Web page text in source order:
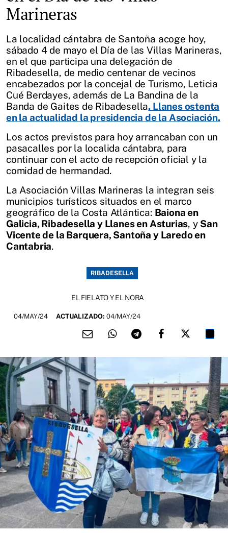
Marineras
La localidad cántabra de Santoña acoge hoy,
sábado 4 de mayo el Día de las Villas Marineras,
en el que participa una delegación de
Ribadesella, de medio centenar de vecinos
encabezados por la concejal de Turismo, Leticia
Cué Berdayes, además de La Bandina de la
Banda de Gaites de Ribadesella. Llanes ostenta
en la actualidad la presidencia de la Asociación.
Los actos previstos para hoy arrancaban con un
pasacalles por la localida cántabra, para
continuar con el acto de recepción oficial y la
comidad de hermandad.
La Asociación Villas Marineras la integran seis
municipios turísticos situados en el marco
geográfico de la Costa Atlántica: Baiona en
Galicia, Ribadesella y Llanes en Asturias, y San
Vicente de la Barquera, Santoña y Laredo en
Cantabria.
RIBADESELLA
EL FIELATO Y EL NORA
04/MAY/24 ACTUALIZADO: 04/MAY/24